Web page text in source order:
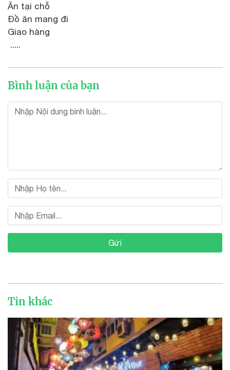
Ăn tại chỗ
Đồ ăn mang đi
Giao hàng
.....
Bình luận của bạn
Gửi
Tin khác